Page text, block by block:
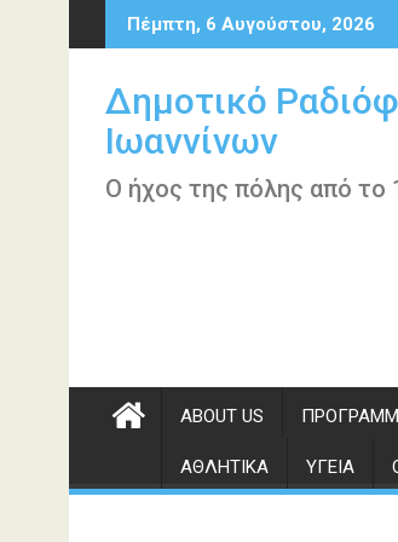
Περάστε
στο
Πέμπτη, 6 Αυγούστου, 2026
Δημοτικό
Ιωαννίνων
Ο ήχος της πόλης από το
ABOUT US
ΑΘΛΗΤΙΚΆ ΥΓΕΊΑ